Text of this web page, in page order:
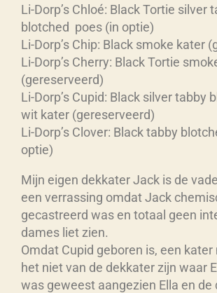
Li-Dorp’s Chloé: Black Tortie silver
blotched poes (in optie)
Li-Dorp’s Chip: Black smoke kater
Li-Dorp’s Cherry: Black Tortie
(gereserveerd)
Li-Dorp’s Cupid: Black silver tabby
wit kater (gereserveerd)
Li-Dorp’s Clover: Black tabby
optie)
Mijn eigen dekkater Jack is de
een verrassing omdat Jack
gecastreerd was en totaal geen
dames liet zien.
Omdat Cupid geboren is, een
het niet van de dekkater zijn waar
was geweest aangezien Ella en de